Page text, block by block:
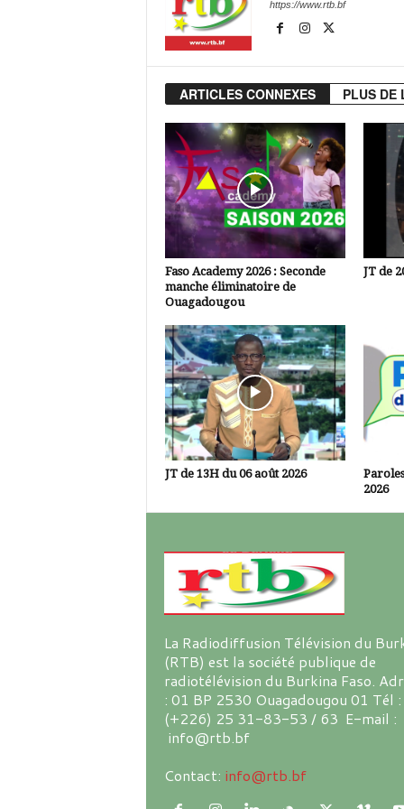
https://www.rtb.bf
ARTICLES CONNEXES PLUS DE
Faso Academy 2026 : Seconde
manche éliminatoire de
Ouagadougou
JT de
JT de 13H du 06 août 2026
2026
La Radiodiffusion Télévision du
(RTB) est la société publique de
radiotélévision du Burkina Faso.
: 01 BP 2530 Ouagadougou 01 Tél :
(+226) 25 31-83-53 / 63 E-mail :
info@rtb.bf
Contact: info@rtb.bf